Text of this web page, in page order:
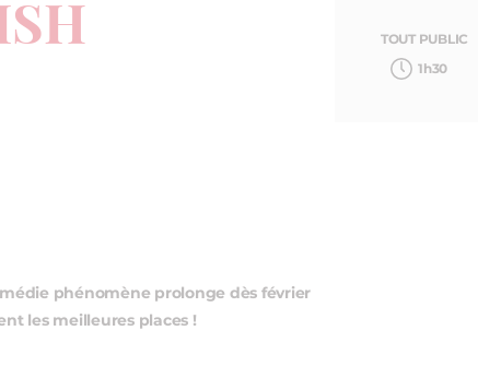
phénomène prolonge dès février
les meilleures places !
TOUT PUBLIC
1h30